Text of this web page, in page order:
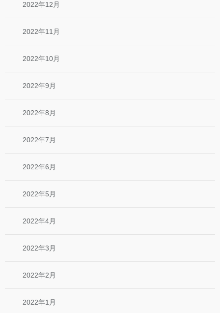
2022年12月
2022年11月
2022年10月
2022年9月
2022年8月
2022年7月
2022年6月
2022年5月
2022年4月
2022年3月
2022年2月
2022年1月